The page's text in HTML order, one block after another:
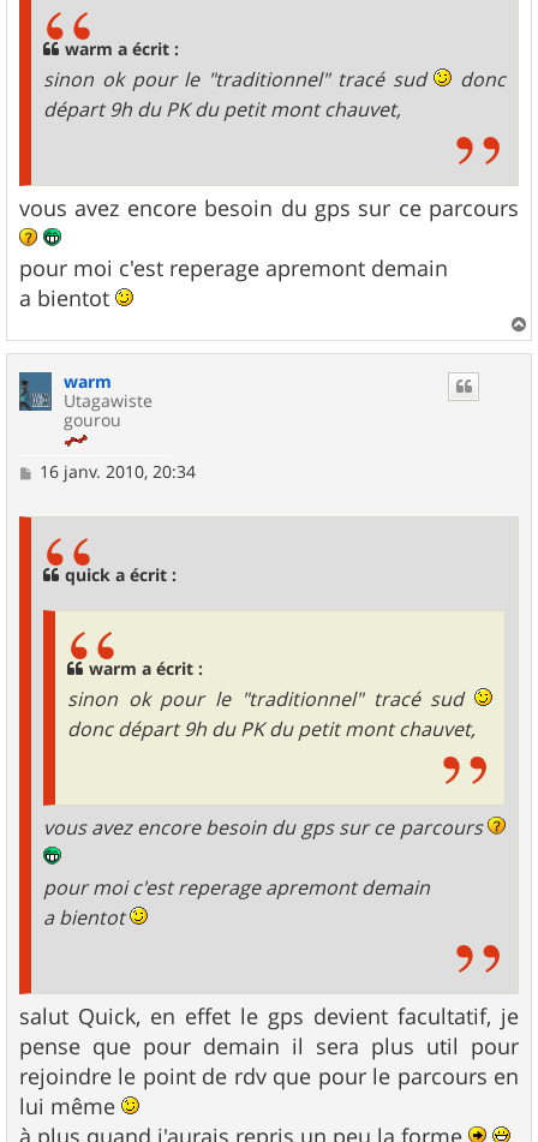
warm a écrit :
sinon ok pour le "traditionnel" tracé sud
donc
départ 9h du PK du petit mont chauvet,
vous avez encore besoin du gps sur ce parcours
pour moi c'est reperage apremont demain
a bientot
a
warm
Utagawiste
gourou
M16 janv. 2010, 20:34
quick a écrit :
warm a écrit :
sinon ok pour le "traditionnel" tracé sud
donc départ 9h du PK du petit mont chauvet,
vous avez encore besoin du gps sur ce parcours
pour moi c'est reperage apremont demain
a bientot
salut Quick, en effet le gps devient facultatif, je
pense que pour demain il sera plus util pour
rejoindre le point de rdv que pour le parcours en
lui même
à plus quand j'aurais repris un peu la forme